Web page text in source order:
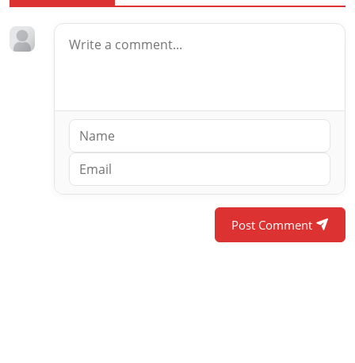
Post Comment